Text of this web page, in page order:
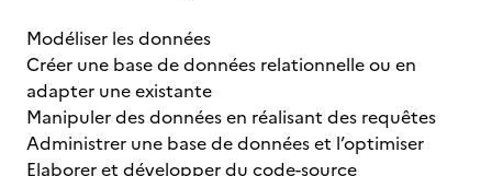
Modéliser les données
Créer une base de données relationnelle ou en
adapter une existante
Manipuler des données en réalisant des requêtes
Administrer une base de données et l’optimiser
Elaborer et développer du code-source